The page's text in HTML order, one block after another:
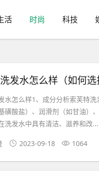
活 时尚 科技
发水怎么样（如何选
水怎么样1、成分分析索芙特
磺酸盐）、润滑剂（如甘油）
洗发水中具有清洁、滋养和改...
2023-09-18 1064